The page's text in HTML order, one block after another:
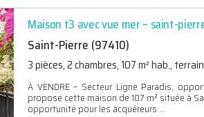
Maison t3 avec vue mer – saint-
Saint-Pierre (97410)
3 pièces, 2 chambres, 107 m² hab.,
À VENDRE – Secteur Ligne Paradis,
propose cette maison de 107 m² située à
opportunité pour les acquéreurs ...